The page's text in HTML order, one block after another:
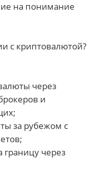
на понимание
с криптовалютой?
через
и
за рубежом с
через